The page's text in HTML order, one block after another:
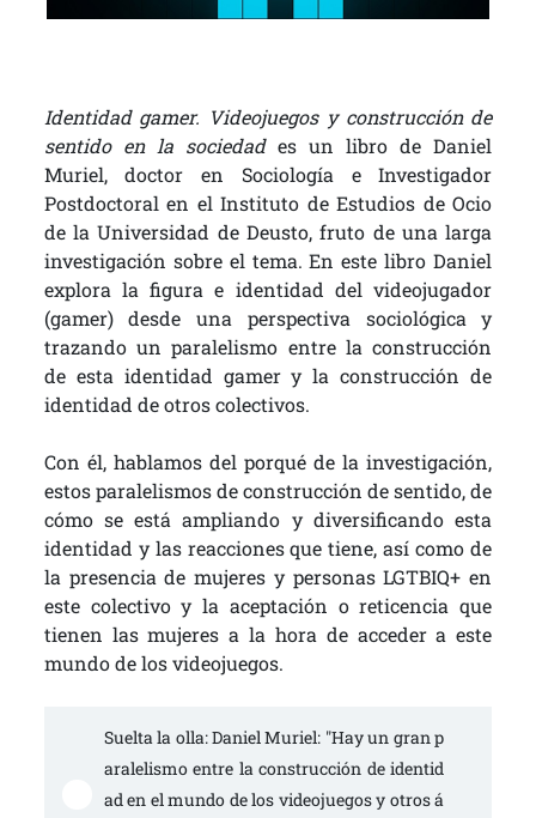
Identidad gamer. Videojuegos y construcción de
sentido en la sociedades un libro de Daniel
Muriel, doctor en Sociología e Investigador
Postdoctoral en el Instituto de Estudios de Ocio
de la Universidad de Deusto, fruto de una larga
investigación sobre el tema. En este libro Daniel
explora la figura e identidad del videojugador
(gamer) desde una perspectiva sociológica y
trazando un paralelismo entre la construcción
de esta identidad gamer y la construcción de
identidad de otros colectivos.
Con él, hablamos del porqué de la investigación,
estos paralelismos de construcción de sentido, de
cómo se está ampliando y diversificando esta
identidad y las reacciones que tiene, así como de
la presencia de mujeres y personas LGTBIQ+ en
este colectivo y la aceptación o reticencia que
tienen las mujeres a la hora de acceder a este
mundo de los videojuegos.
Suelta la olla: Daniel Muriel: "Hay un gran p
aralelismo entre la construcción de identid
ad en el mundo de los videojuegos y otros á